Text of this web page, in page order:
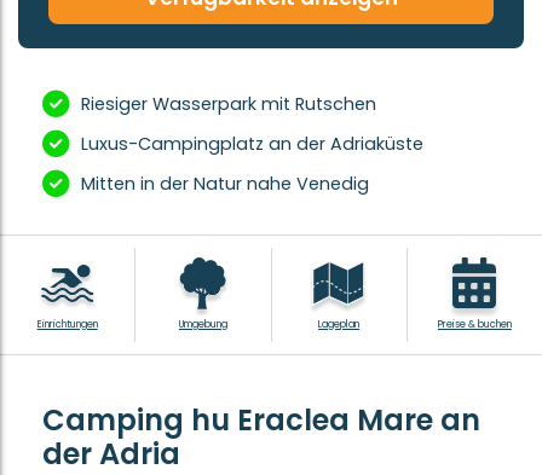
Riesiger Wasserpark mit Rutschen
Luxus-Campingplatz an der Adriaküste
Mitten in der Natur nahe Venedig
Einrichtungen Umgebung Lageplan Preise & buchen
Camping hu Eraclea Mare an
der Adria